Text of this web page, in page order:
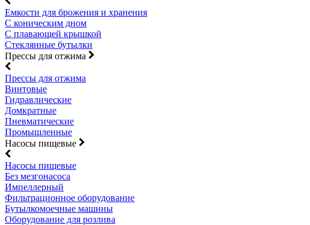
Емкости для брожения и хранения
С коническим дном
С плавающей крышкой
Стеклянные бутылки
Прессы для отжима
Прессы для отжима
Винтовые
Гидравлические
Домкратные
Пневматические
Промышленные
Насосы пищевые
Насосы пищевые
Без мезгонасоса
Импеллерный
Фильтрационное оборудование
Бутылкомоечные машины
Оборудование для розлива